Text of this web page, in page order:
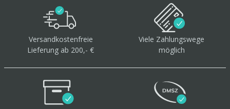
Versandkostenfreie
Lieferung ab 200,- €
Viele Zahlungswege
möglich